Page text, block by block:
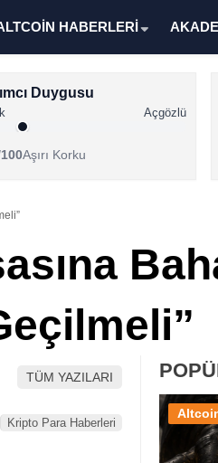
HABERLERİ
Duygusu
Açgözlü
Aşırı Korku
TÜM YAZILARI
Kripto Para Haberleri